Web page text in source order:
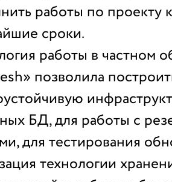
работы по проекту
сроки.
работы в частном
позволила
БД, для работы с
для тестирования
технологии